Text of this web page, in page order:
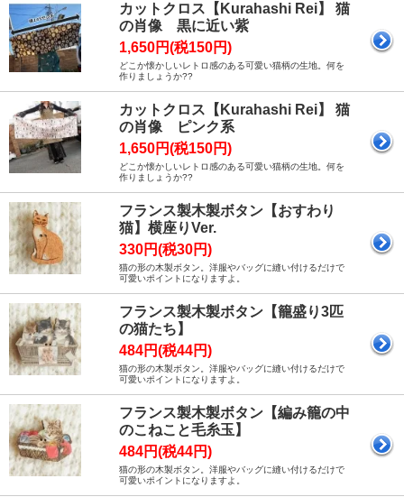
カットクロス【Kurahashi Rei】 猫
の肖像 黒に近い紫
1,650円(税150円)
どこか懐かしいレトロ感のある可愛い猫柄の生地。何を
作りましょうか??
カットクロス【Kurahashi Rei】 猫
の肖像 ピンク系
1,650円(税150円)
どこか懐かしいレトロ感のある可愛い猫柄の生地。何を
作りましょうか??
フランス製木製ボタン【おすわり
猫】横座りVer.
330円(税30円)
猫の形の木製ボタン。洋服やバッグに縫い付けるだけで
可愛いポイントになりますよ。
フランス製木製ボタン【籠盛り3匹
の猫たち】
484円(税44円)
猫の形の木製ボタン。洋服やバッグに縫い付けるだけで
可愛いポイントになりますよ。
フランス製木製ボタン【編み籠の中
のこねこと毛糸玉】
484円(税44円)
猫の形の木製ボタン。洋服やバッグに縫い付けるだけで
可愛いポイントになりますよ。